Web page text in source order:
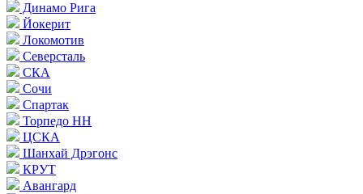
Динамо Рига
Йокерит
Локомотив
Северсталь
СКА
Сочи
Спартак
Торпедо НН
ЦСКА
Шанхай Дрэгонс
КРУТ
Авангард